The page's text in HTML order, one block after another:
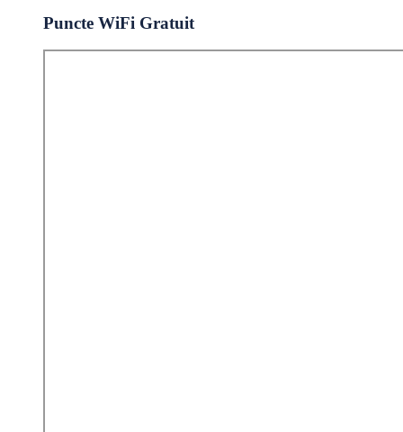
Puncte WiFi Gratuit